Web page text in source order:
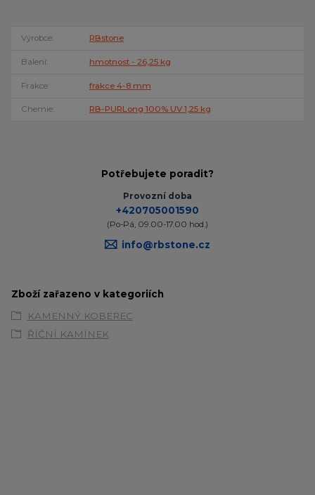
Výrobce RBstone
Balení hmotnost - 26,25 kg
Frakce frakce 4-8 mm
Chemie RB-PURLong 100% UV 1,25 kg
Potřebujete poradit?
Provozní doba
+420705001590
(Po-Pá, 09.00-17.00 hod.)
info@rbstone.cz
Zboží zařazeno v kategoriích
KAMENNÝ KOBEREC
ŘÍČNÍ KAMÍNEK